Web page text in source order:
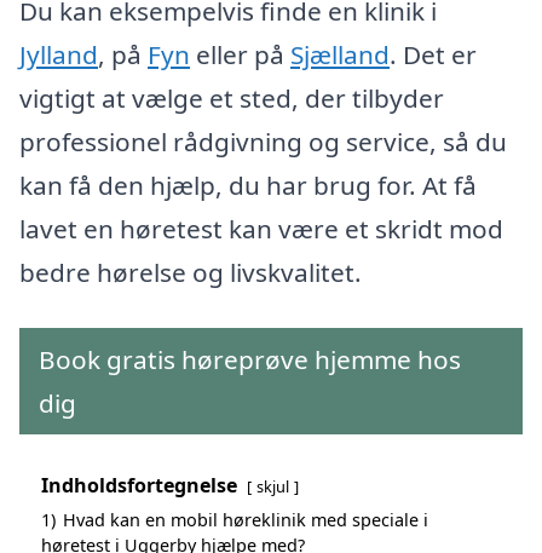
Du kan eksempelvis finde en klinik i
Jylland, på Fyn eller på Sjælland. Det er
vigtigt at vælge et sted, der tilbyder
professionel rådgivning og service, så du
kan få den hjælp, du har brug for. At få
lavet en høretest kan være et skridt mod
bedre hørelse og livskvalitet.
Book gratis høreprøve hjemme hos
dig
Indholdsfortegnelse skjul
1) Hvad kan en mobil høreklinik med speciale i
høretest i Uggerby hjælpe med?